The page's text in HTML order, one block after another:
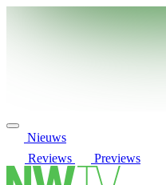
Nieuws
Reviews
Previews